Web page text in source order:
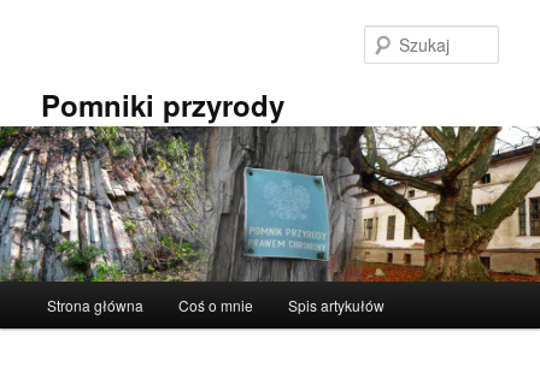
Pomniki przyrody
Strona główna Coś o mnie Spis artykułów